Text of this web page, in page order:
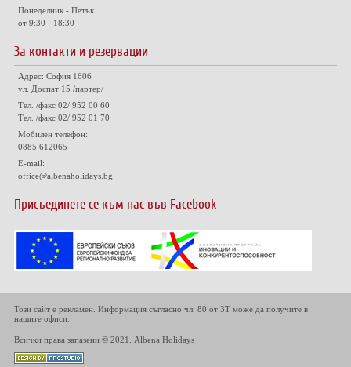
Понеделник - Петък
от 9:30 - 18:30
За контакти и резервации
Адрес: София 1606
ул. Доспат 15 /партер/
Тел. /факс 02/ 952 00 60
Тел. /факс 02/ 952 01 70
Мобилен телефон:
0885 612065
E-mail:
office@albenaholidays.bg
Присъединете се към нас във Facebook
Този сайт е рекламен. Информация съгласно чл. 80 от ЗТ може да получите в
нашите офиси.
Всички права запазени © 2021. Albena Holidays